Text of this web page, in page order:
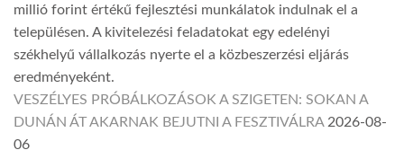
millió forint értékű fejlesztési munkálatok indulnak el a
településen. A kivitelezési feladatokat egy edelényi
székhelyű vállalkozás nyerte el a közbeszerzési eljárás
eredményeként.
VESZÉLYES PRÓBÁLKOZÁSOK A SZIGETEN: SOKAN A
DUNÁN ÁT AKARNAK BEJUTNI A FESZTIVÁLRA 2026-08-
06